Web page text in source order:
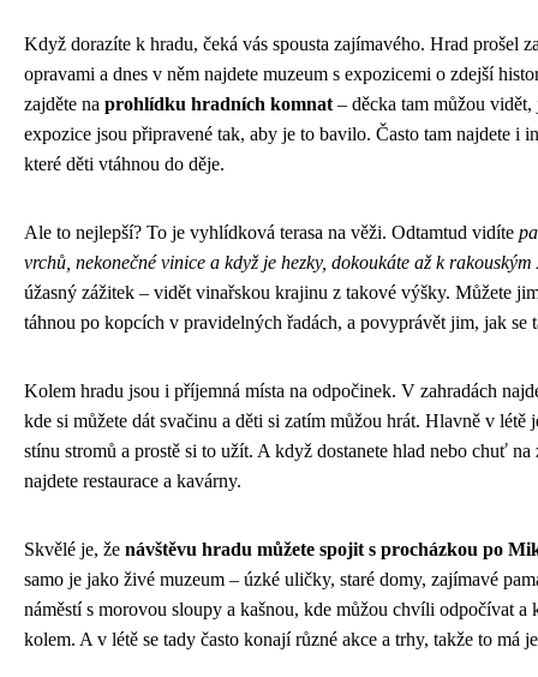
Když dorazíte k hradu, čeká vás spousta zajímavého. Hrad prošel
opravami a dnes v něm najdete muzeum s expozicemi o zdejší
zajděte na prohlídku hradních komnat– děcka tam můžou vidět,
expozice jsou připravené tak, aby je to bavilo. Často tam najdete i
které děti vtáhnou do děje.
Ale to nejlepší? To je vyhlídková terasa na věži. Odtamtud vidíte
vrchů, nekonečné vinice a když je hezky, dokoukáte až k
úžasný zážitek – vidět vinařskou krajinu z takové výšky. Můžete
táhnou po kopcích v pravidelných řadách, a povyprávět jim, jak se
Kolem hradu jsou i příjemná místa na odpočinek. V zahradách
kde si můžete dát svačinu a děti si zatím můžou hrát. Hlavně v létě
stínu stromů a prostě si to užít. A když dostanete hlad nebo chuť
najdete restaurace a kavárny.
Skvělé je, že návštěvu hradu můžete spojit s procházkou po
samo je jako živé muzeum – úzké uličky, staré domy, zajímavé
náměstí s morovou sloupy a kašnou, kde můžou chvíli odpočívat a
kolem. A v létě se tady často konají různé akce a trhy, takže to má